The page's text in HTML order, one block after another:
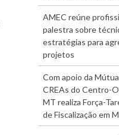
AMEC reúne
palestra sobre
estratégias para
projetos
Com apoio da
CREAs do Centro-
MT realiza Força-
de Fiscalização em